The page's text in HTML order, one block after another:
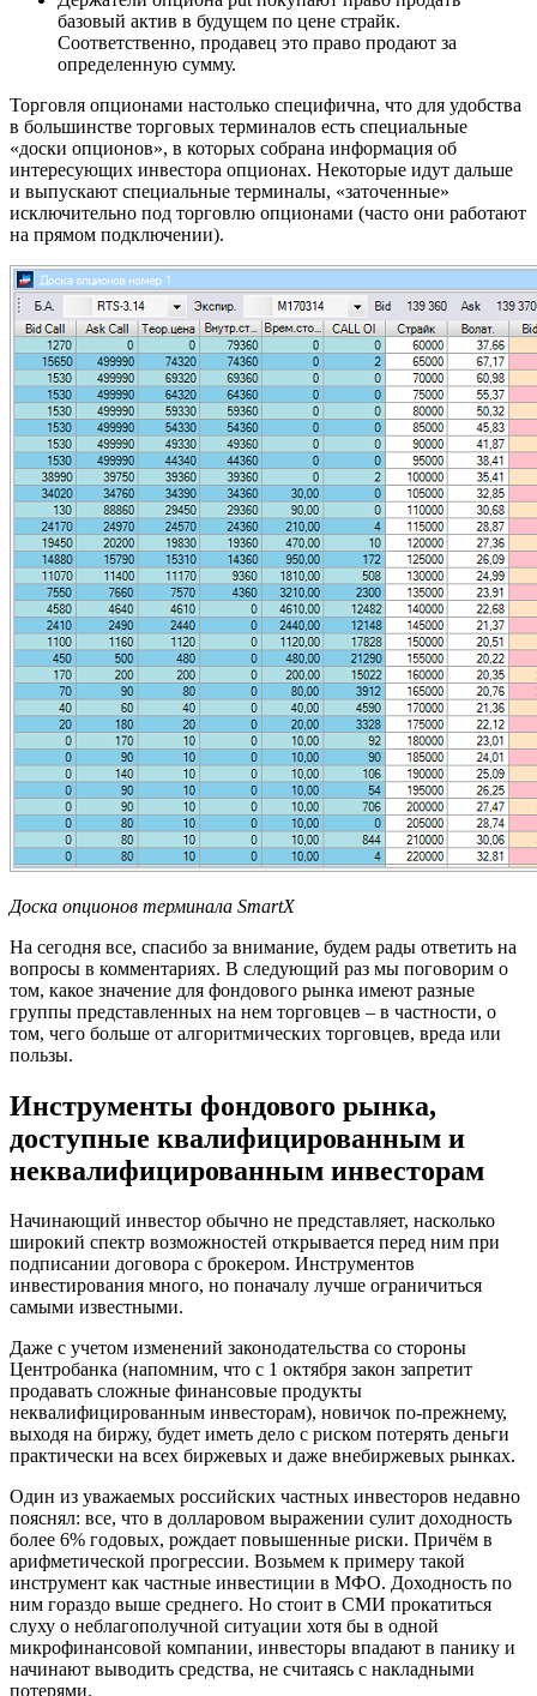
базовый актив в будущем по цене страйк.
Соответственно, продавец это право продают за
определенную сумму.
Торговля опционами настолько специфична, что для удобства
в большинстве торговых терминалов есть специальные
«доски опционов», в которых собрана информация об
интересующих инвестора опционах. Некоторые идут дальше
и выпускают специальные терминалы, «заточенные»
исключительно под торговлю опционами (часто они работают
на прямом подключении).
Доска опционов терминала SmartX
На сегодня все, спасибо за внимание, будем рады ответить на
вопросы в комментариях. В следующий раз мы поговорим о
том, какое значение для фондового рынка имеют разные
группы представленных на нем торговцев – в частности, о
том, чего больше от алгоритмических торговцев, вреда или
пользы.
Инструменты фондового рынка,
доступные квалифицированным и
неквалифицированным инвесторам
Начинающий инвестор обычно не представляет, насколько
широкий спектр возможностей открывается перед ним при
подписании договора с брокером. Инструментов
инвестирования много, но поначалу лучше ограничиться
самыми известными.
Даже с учетом изменений законодательства со стороны
Центробанка (напомним, что с 1 октября закон запретит
продавать сложные финансовые продукты
неквалифицированным инвесторам), новичок по-прежнему,
выходя на биржу, будет иметь дело с риском потерять деньги
практически на всех биржевых и даже внебиржевых рынках.
Один из уважаемых российских частных инвесторов недавно
пояснял: все, что в долларовом выражении сулит доходность
более 6% годовых, рождает повышенные риски. Причём в
арифметической прогрессии. Возьмем к примеру такой
инструмент как частные инвестиции в МФО. Доходность по
ним гораздо выше среднего. Но стоит в СМИ прокатиться
слуху о неблагополучной ситуации хотя бы в одной
микрофинансовой компании, инвесторы впадают в панику и
начинают выводить средства, не считаясь с накладными
потерями.